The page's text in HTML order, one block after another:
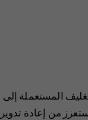
المستعملة
من إعادة